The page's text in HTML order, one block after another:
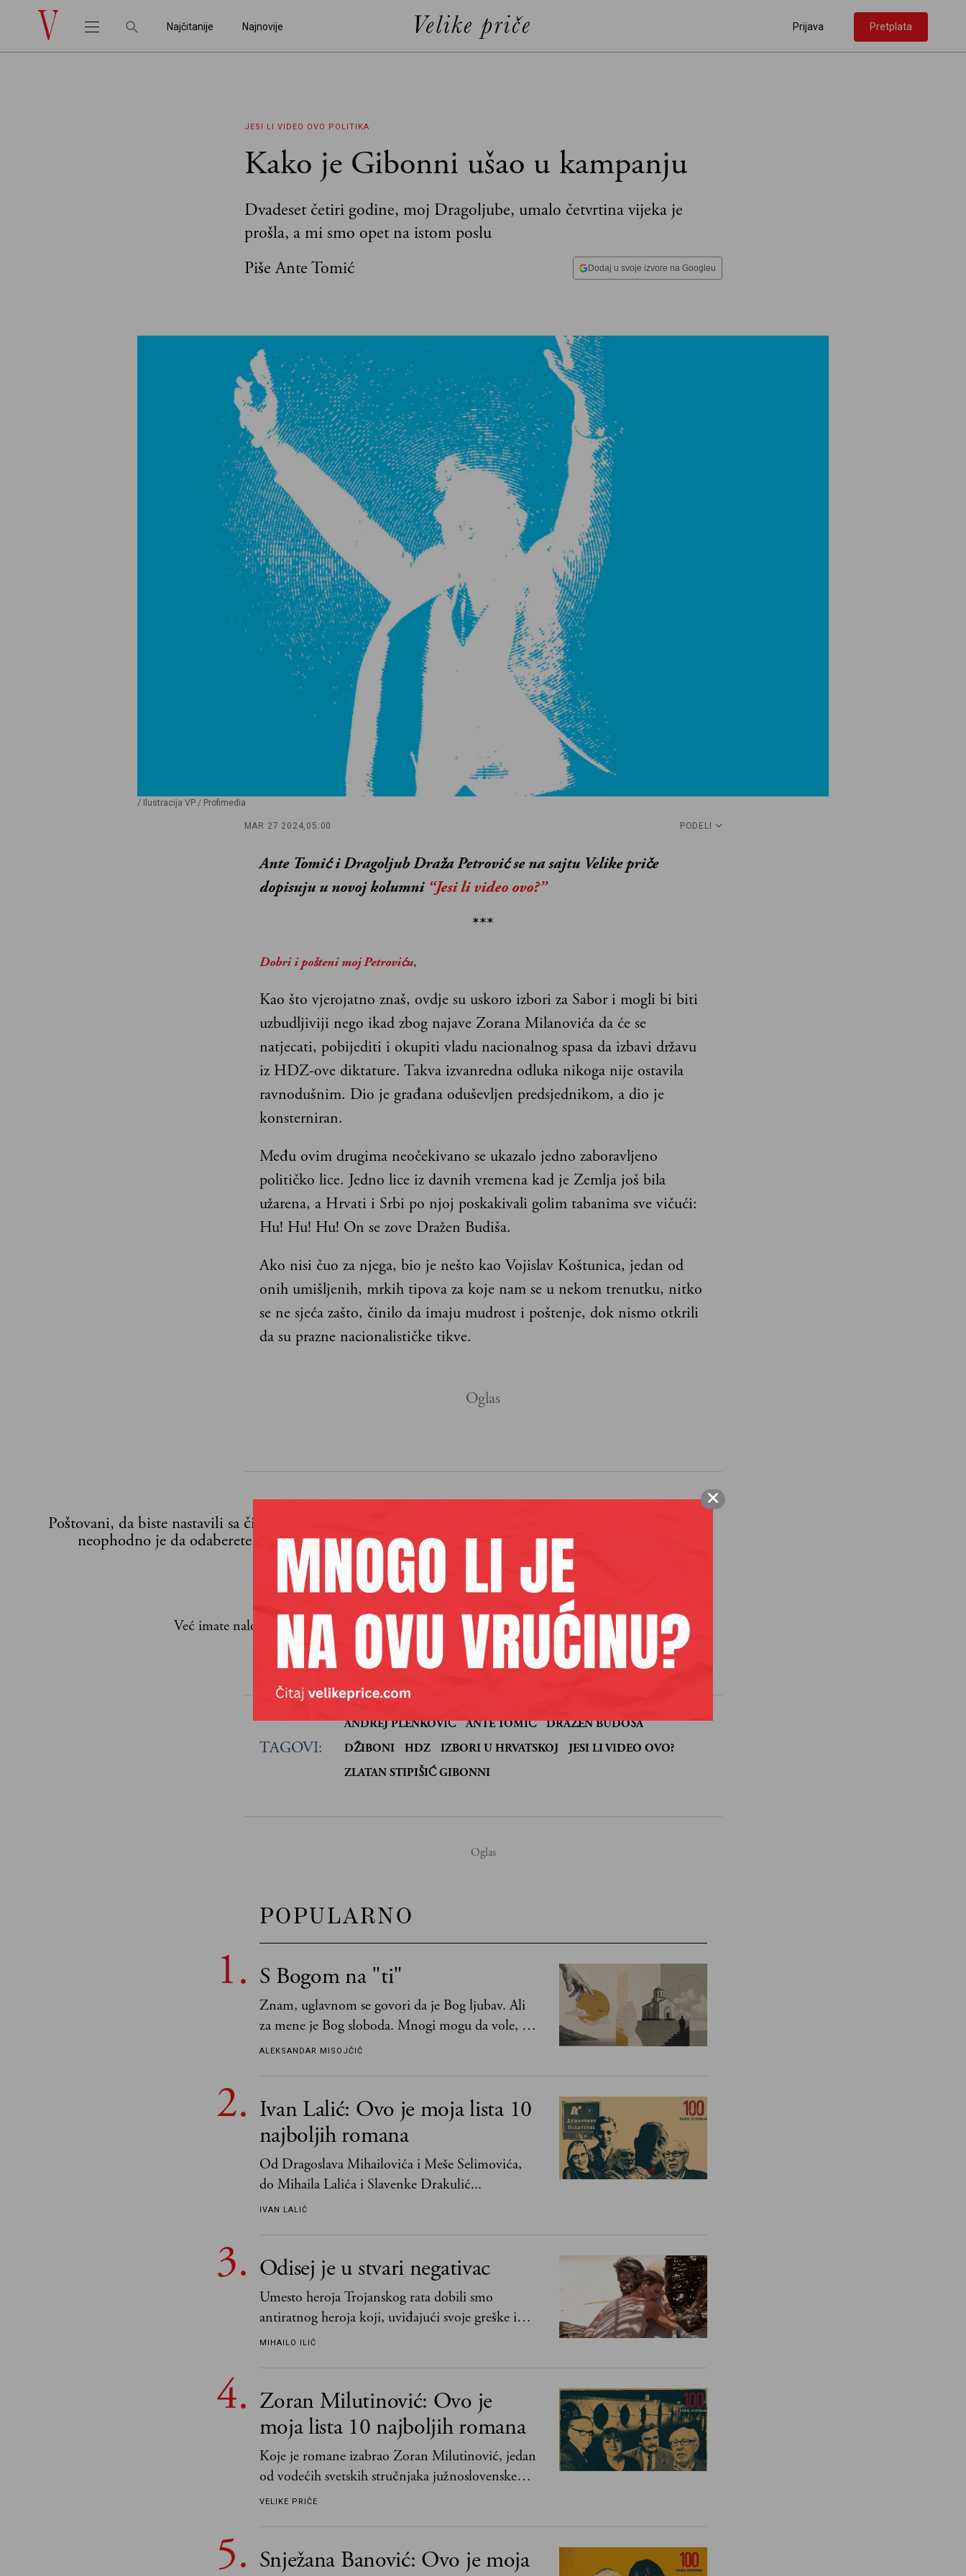
Najčitanije Najnovije Prijava Pretplata
JESI LI VIDEO OVO POLITIKA
Kako je Gibonni ušao u kampanju
Dvadeset četiri godine, moj Dragoljube, umalo četvrtina vijeka je
prošla, a mi smo opet na istom poslu
Piše Ante Tomić
Dodaj u svoje izvore na Googleu
/ Ilustracija VP / Profimedia
MAR 27 2024, 05:00 PODELI
Ante Tomić i Dragoljub Draža Petrović se na sajtu Velike priče
dopisuju u novoj kolumni “Jesi li video ovo?”
***
Dobri i pošteni moj Petroviću,
Kao što vjerojatno znaš, ovdje su uskoro izbori za Sabor i mogli bi biti
uzbudljiviji nego ikad zbog najave Zorana Milanovića da će se
natjecati, pobijediti i okupiti vladu nacionalnog spasa da izbavi državu
iz HDZ-ove diktature. Takva izvanredna odluka nikoga nije ostavila
ravnodušnim. Dio je građana oduševljen predsjednikom, a dio je
konsterniran.
Među ovim drugima neočekivano se ukazalo jedno zaboravljeno
političko lice. Jedno lice iz davnih vremena kad je Zemlja još bila
užarena, a Hrvati i Srbi po njoj poskakivali golim tabanima sve vičući:
Hu! Hu! Hu! On se zove Dražen Budiša.
Ako nisi čuo za njega, bio je nešto kao Vojislav Koštunica, jedan od
onih umišljenih, mrkih tipova za koje nam se u nekom trenutku, nitko
se ne sjeća zašto, činilo da imaju mudrost i poštenje, dok nismo otkrili
da su prazne nacionalističke tikve.
Poštovani, da biste nastavili sa čitanjem naših premium sadržaja,
neophodno je da odaberete jedan od planova pretplate.
Pretplata
Već imate nalog? Ulogujte se
Ante Tomićje književnik i novinar iz Splita i redovni kolumnista Velikih priča.
TAGOVI:
ANDREJ PLENKOVIĆ ANTE TOMIĆ
DRAŽEN BUDOŠA
DŽIBONI
HDZ IZBORI U HRVATSKOJ
JESI LI VIDEO OVO?
ZLATAN STIPIŠIĆ GIBONNI
POPULARNO
S Bogom na "ti"
Znam, uglavnom se govori da je Bog ljubav. Ali
za mene je Bog sloboda. Mnogi mogu da vole, a
tek retki mogu da podnesu slobodu
ALEKSANDAR MISOJČIĆ
Ivan Lalić: Ovo je moja lista 10
najboljih romana
Od Dragoslava Mihailovića i Meše Selimovića,
do Mihaila Lalića i Slavenke Drakulić...
IVAN LALIĆ
Odisej je u stvari negativac
Umesto heroja Trojanskog rata dobili smo
antiratnog heroja koji, uviđajući svoje greške i
učeći na njima, shvata da postoje stvari koje su
MIHAILO ILIĆ
Zoran Milutinović: Ovo je
moja lista 10 najboljih romana
Koje je romane izabrao Zoran Milutinović, jedan
od vodećih svetskih stručnjaka južnoslovenske
književnosti
VELIKE PRIČE
Snježana Banović: Ovo je moja